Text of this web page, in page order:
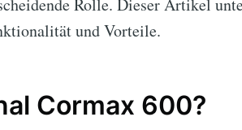
Rolle. Dieser Artikel
und Vorteile.
Cormax 600?